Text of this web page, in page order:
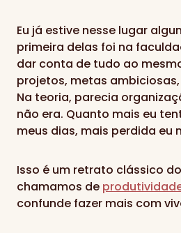
Eu já estive nesse lugar
primeira delas foi na
dar conta de tudo ao
projetos, metas
Na teoria, parecia
não era. Quanto mais eu
meus dias, mais perdida eu
Isso é um retrato clássico
chamamos de
confunde fazer mais com